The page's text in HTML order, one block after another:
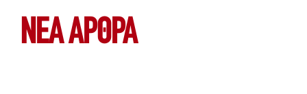
ΝΕΑ ΆΡΘΡΑ